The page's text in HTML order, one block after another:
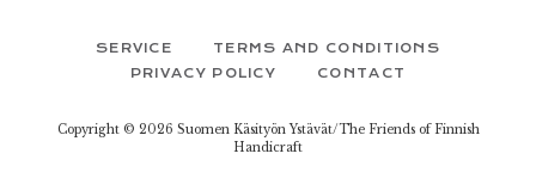
SERVICE
TERMS AND CONDITIONS
PRIVACY POLICY
CONTACT
Copyright © 2026 Suomen Käsityön Ystävät/The Friends of Finnish
Handicraft